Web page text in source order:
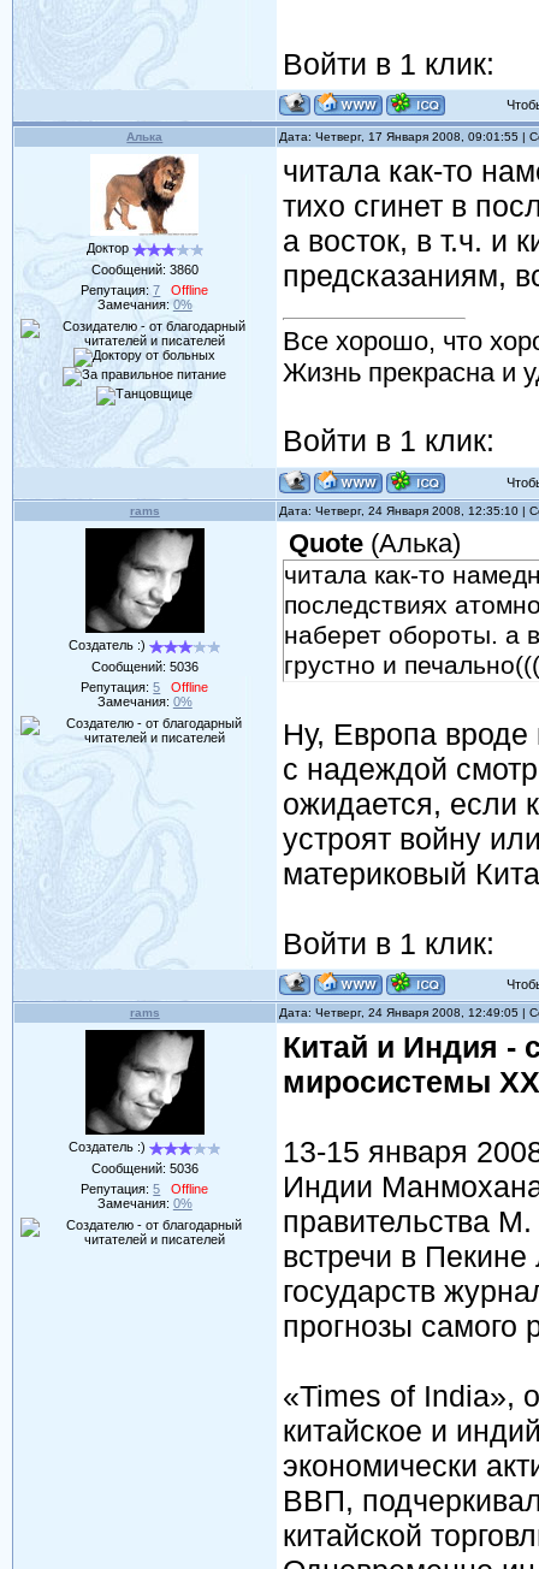
Войти в 1 клик:
Алька Дата: Четверг, 17 Января 2008, 09:01:55 |
Доктор
Сообщений: 3860
Репутация:7
Offline
Замечания: 0%
читала как-то
тихо сгинет в
а восток, в т.ч. и
предсказаниям,
Все хорошо, что
Жизнь прекрасна и
Войти в 1 клик:
rams Дата: Четверг, 24 Января 2008, 12:35:10 |
Создатель :)
Сообщений: 5036
Репутация:5
Offline
Замечания: 0%
Quote(Алька)
читала как-то
последствиях
наберет обороты. а
грустно и печально(((
Ну, Европа вроде
с надеждой
ожидается, если
устроят войну
материковый
Войти в 1 клик:
rams Дата: Четверг, 24 Января 2008, 12:49:05 |
Создатель :)
Сообщений: 5036
Репутация:5
Offline
Замечания: 0%
Китай и Индия -
миросистемы
13-15 января
Индии Манмохана
правительства
встречи в Пекине
государств
прогнозы самого
«Times of India»,
китайское и
экономически
ВВП,
китайской